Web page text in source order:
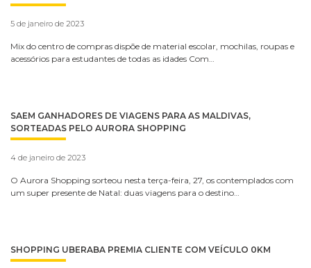
5 de janeiro de 2023
Mix do centro de compras dispõe de material escolar, mochilas, roupas e
acessórios para estudantes de todas as idades Com…
SAEM GANHADORES DE VIAGENS PARA AS MALDIVAS,
SORTEADAS PELO AURORA SHOPPING
4 de janeiro de 2023
O Aurora Shopping sorteou nesta terça-feira, 27, os contemplados com
um super presente de Natal: duas viagens para o destino…
SHOPPING UBERABA PREMIA CLIENTE COM VEÍCULO 0KM